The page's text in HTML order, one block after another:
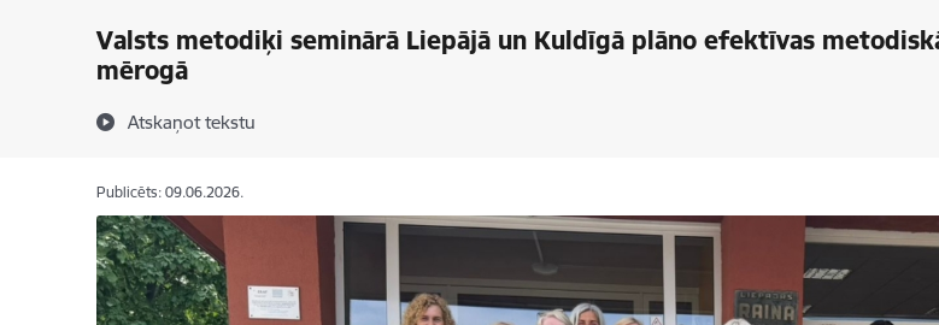
Valsts metodiķi seminārā Liepājā un Kuldīgā plāno efektīvas
mērogā
Atskaņot tekstu
Publicēts: 09.06.2026.